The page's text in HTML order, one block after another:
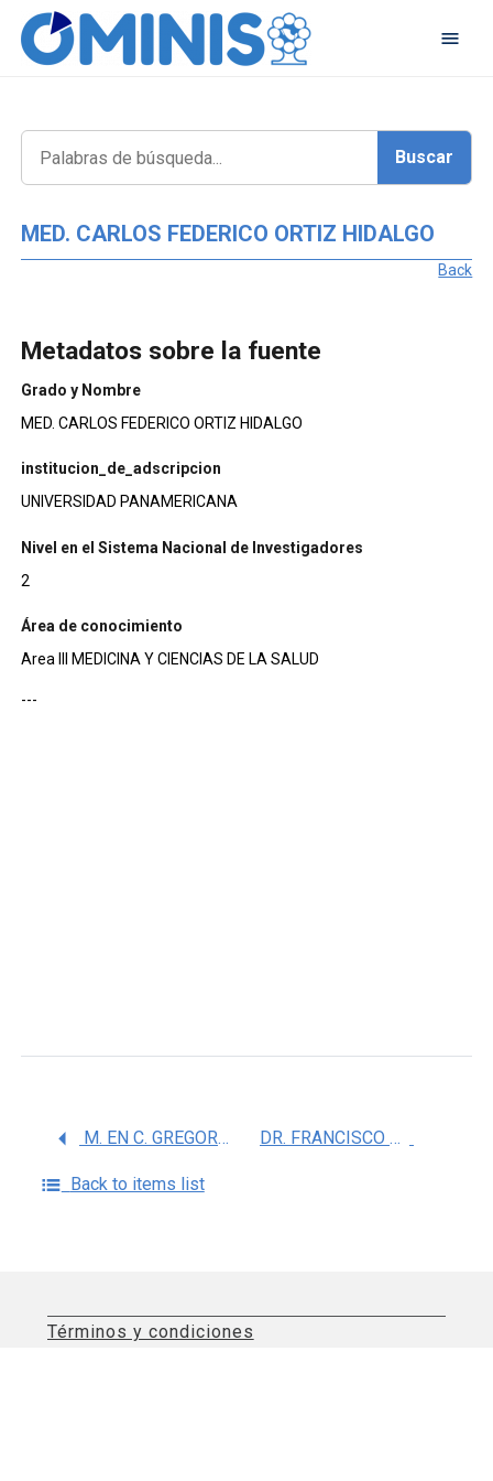
MED. CARLOS FEDERICO ORTIZ HIDALGO
Back
Metadatos sobre la fuente
Grado y Nombre
MED. CARLOS FEDERICO ORTIZ HIDALGO
institucion_de_adscripcion
UNIVERSIDAD PANAMERICANA
Nivel en el Sistema Nacional de Investigadores
2
Área de conocimiento
Area III MEDICINA Y CIENCIAS DE LA SALUD
---
M. EN C. GREGORIO TOMAS OBRADOR VERA DR. FRANCISCO JAVIER ESTRADA MENA
Back to items list
Términos y condiciones